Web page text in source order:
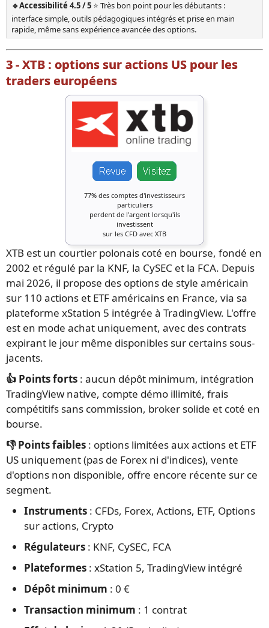
🔹Accessibilité 4.5 / 5 ⭐ Très bon point pour les débutants :
interface simple, outils pédagogiques intégrés et prise en main
rapide, même sans expérience avancée des options.
3 - XTB : options sur actions US pour les
traders européens
77% des comptes d'investisseurs
particuliers
perdent de l'argent lorsqu'ils
investissent
sur les CFD avec XTB
XTB est un courtier polonais coté en bourse, fondé en
2002 et régulé par la KNF, la CySEC et la FCA. Depuis
mai 2026, il propose des options de style américain
sur 110 actions et ETF américains en France, via sa
plateforme xStation 5 intégrée à TradingView. L'offre
est en mode achat uniquement, avec des contrats
expirant le jour même disponibles sur certains sous-
jacents.
👍 Points forts : aucun dépôt minimum, intégration
TradingView native, compte démo illimité, frais
compétitifs sans commission, broker solide et coté en
bourse.
👎 Points faibles : options limitées aux actions et ETF
US uniquement (pas de Forex ni d'indices), vente
d'options non disponible, offre encore récente sur ce
segment.
Instruments : CFDs, Forex, Actions, ETF, Options
sur actions, Crypto
Régulateurs : KNF, CySEC, FCA
Plateformes : xStation 5, TradingView intégré
Dépôt minimum : 0 €
Transaction minimum : 1 contrat